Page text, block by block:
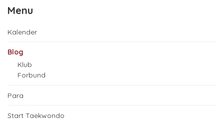
Menu
Kalender
Blog
Klub
Forbund
Para
Start Taekwondo